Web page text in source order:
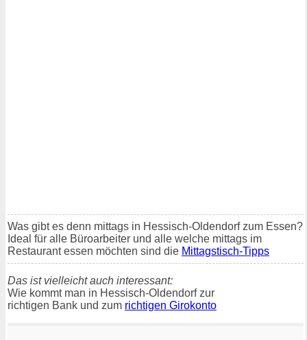
Was gibt es denn mittags in Hessisch-Oldendorf zum Essen?
Ideal für alle Büroarbeiter und alle welche mittags im
Restaurant essen möchten sind die Mittagstisch-Tipps
Das ist vielleicht auch interessant:
Wie kommt man in Hessisch-Oldendorf zur
richtigen Bank und zum richtigen Girokonto